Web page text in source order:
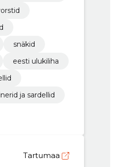
snäkid
eesti ulukiliha
ja sardellid
Tartumaa